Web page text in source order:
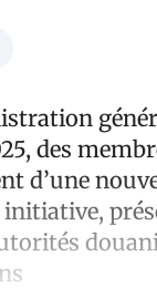
des
d’une